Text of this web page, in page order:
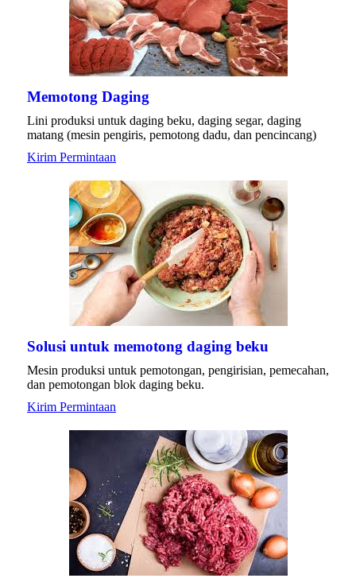
Memotong Daging
Lini produksi untuk daging beku, daging segar, daging
matang (mesin pengiris, pemotong dadu, dan pencincang)
Kirim Permintaan
Solusi untuk memotong daging beku
Mesin produksi untuk pemotongan, pengirisian, pemecahan,
dan pemotongan blok daging beku.
Kirim Permintaan